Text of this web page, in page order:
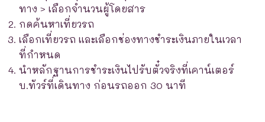
ทาง > เลือกจำนวนผู้โดยสาร
กดค้นหาเที่ยวรถ
เลือกเที่ยวรถ และเลือกช่องทางชำระเงินภายในเวลา
ที่กำหนด
นำหลักฐานการชำระเงินไปรับตั๋วจริงที่เคาน์เตอร์
บ.ทัวร์ที่เดินทาง ก่อนรถออก 30 นาที